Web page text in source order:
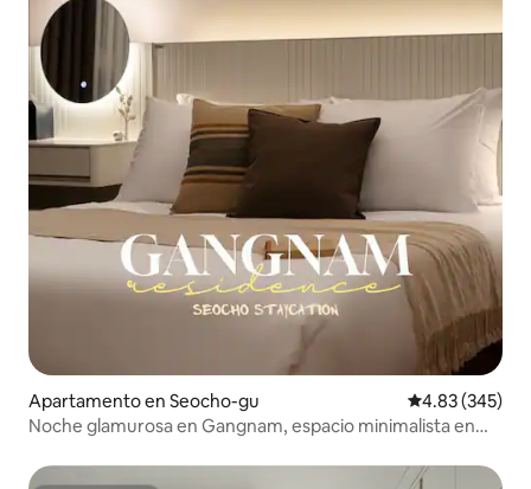
Apartamento en Seocho-gu Calificación
4.83 (345)
Noche glamurosa en Gangnam, espacio minimalista en